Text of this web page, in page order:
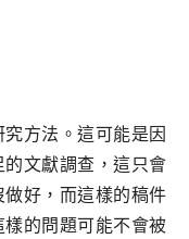
方法。這可能是因
文獻調查，這只會
好，而這樣的稿件
的問題可能不會被